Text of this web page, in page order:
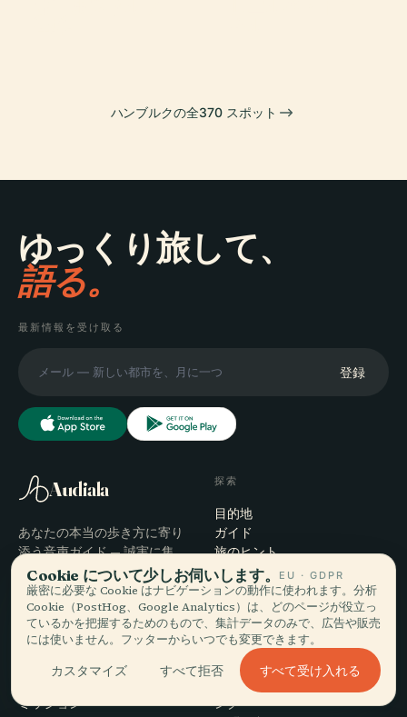
ハンブルクの全370 スポット
ゆっくり旅して、
語る。
最新情報を受け取る
登録
Audiala
あなたの本当の歩き方に寄り
添う音声ガイド — 誠実に集
め、街のために語り、一度だ
けダウンロード。
探索
目的地
ガイド
旅のヒント
料金を見る
ダウンロード
会社
ミッション
ヘルプ
サポート
アプリのトラブルシューティ
ング
Cookie について少しお伺いします。 EU · GDPR
厳密に必要な Cookie はナビゲーションの動作に使われます。分析
Cookie（PostHog、Google Analytics）は、どのページが役立っ
ているかを把握するためのもので、集計データのみで、広告や販売
には使いません。フッターからいつでも変更できます。
カスタマイズ すべて拒否 すべて受け入れる